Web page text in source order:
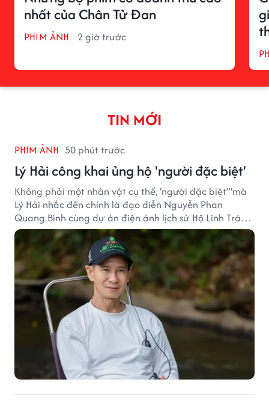
nhất của Chân Tử Đan
PHIM ẢNH 2 giờ trước
TIN MỚI
PHIM ẢNH 50 phút trước
Lý Hải công khai ủng hộ 'người đặc biệt'
Không phải một nhân vật cụ thể, 'người đặc biệt”'mà
Lý Hải nhắc đến chính là đạo diễn Nguyễn Phan
Quang Bình cùng dự án điện ảnh lịch sử Hộ Linh Tráng
Sĩ: Bí Ẩn Mộ Vua Đinh.